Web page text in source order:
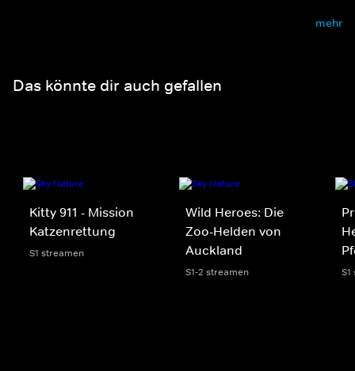
mehr
Das könnte dir auch gefallen
Kitty 911 - Mission
Katzenrettung
S1 streamen
Wild Heroes: Die
Zoo-Helden von
Auckland
S1-2 streamen